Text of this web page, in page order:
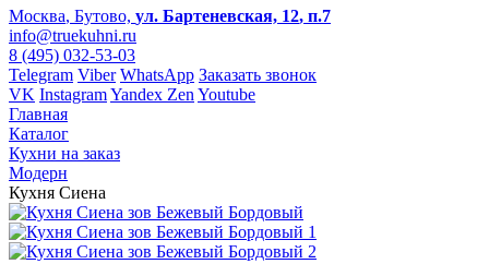
Москва, Бутово, ул. Бартеневская, 12, п.7
info@truekuhni.ru
8 (495) 032-53-03
Telegram Viber WhatsApp Заказать звонок
VK InstagramYandex Zen Youtube
Главная
Каталог
Кухни на заказ
Модерн
Кухня Сиена